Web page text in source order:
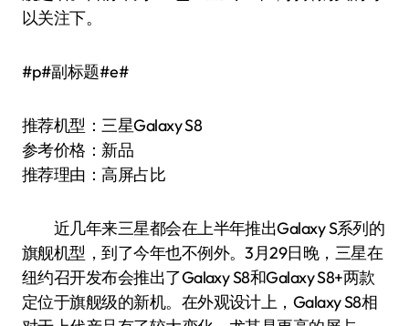
以关注下。
#p#副标题#e#
推荐机型：三星Galaxy S8
参考价格：新品
推荐理由：高屏占比
近几年来三星都会在上半年推出Galaxy S系列的
旗舰机型，到了今年也不例外。3月29日晚，三星在
纽约召开发布会推出了Galaxy S8和Galaxy S8+两款
定位于旗舰级的新机。在外观设计上，Galaxy S8相